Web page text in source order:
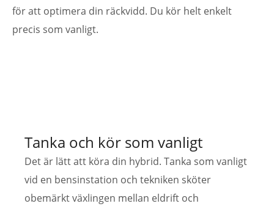
för att optimera din räckvidd. Du kör helt enkelt
precis som vanligt.
Tanka och kör som vanligt
Det är lätt att köra din hybrid. Tanka som vanligt
vid en bensinstation och tekniken sköter
obemärkt växlingen mellan eldrift och